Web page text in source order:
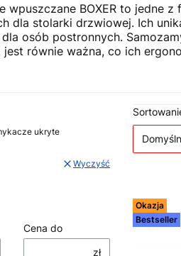
wpuszczane BOXER to jedne
dla stolarki drzwiowej. Ich
osób postronnych.
równie ważna, co ich
ukryte
Wyczyść
Cena do
zł
Lista
Okazja
Bestseller